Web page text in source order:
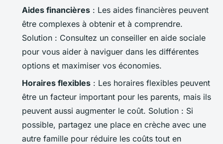
Aides financières : Les aides financières peuvent
être complexes à obtenir et à comprendre.
Solution : Consultez un conseiller en aide sociale
pour vous aider à naviguer dans les différentes
options et maximiser vos économies.
Horaires flexibles : Les horaires flexibles peuvent
être un facteur important pour les parents, mais ils
peuvent aussi augmenter le coût. Solution : Si
possible, partagez une place en crèche avec une
autre famille pour réduire les coûts tout en